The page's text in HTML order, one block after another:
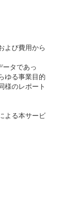
よび費用から
タであっ
ゆる事業目的
様のレポート
よる本サービ